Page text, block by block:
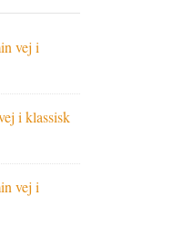
vej i
i klassisk
vej i